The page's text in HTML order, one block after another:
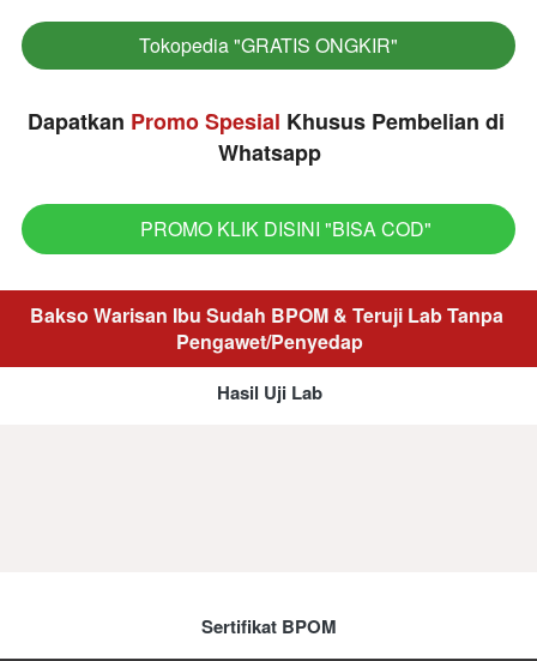
`
Tokopedia "GRATIS ONGKIR"
Dapatkan Promo Spesial Khusus Pembelian di
Whatsapp
PROMO KLIK DISINI "BISA COD"
Bakso Warisan Ibu Sudah BPOM & Teruji Lab Tanpa
Pengawet/Penyedap
Hasil Uji Lab
Sertifikat BPOM